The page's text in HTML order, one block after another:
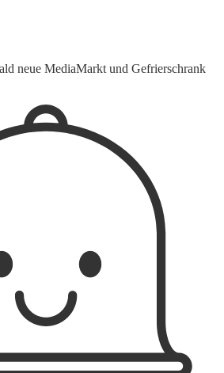
neue MediaMarkt und Gefrierschrank